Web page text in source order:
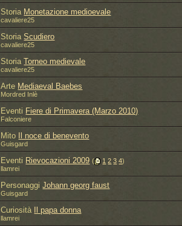
Storia Monetazione medioevale
cavaliere25
StoriaScudiero
cavaliere25
StoriaTorneo medievale
cavaliere25
Arte Mediaeval Baebes
Mordred Inlè
Eventi Fiere di Primavera (Marzo 2010)
Falconiere
Mito Il noce di benevento
Guisgard
Eventi Rievocazioni 2009 ‎( 1 2 3 4)
llamrei
PersonaggiJohann georg faust
Guisgard
Curiosità Il papa donna
llamrei